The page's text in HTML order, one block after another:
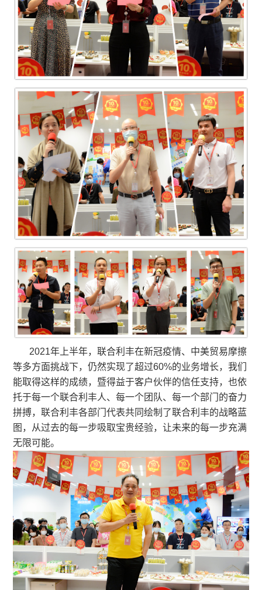
2021年上半年，联合利丰在新冠疫情、中美贸易摩擦
等多方面挑战下，仍然实现了超过60%的业务增长，我们
能取得这样的成绩，暨得益于客户伙伴的信任支持，也依
托于每一个联合利丰人、每一个团队、每一个部门的奋力
拼搏，联合利丰各部门代表共同绘制了联合利丰的战略蓝
图，从过去的每一步吸取宝贵经验，让未来的每一步充满
无限可能。